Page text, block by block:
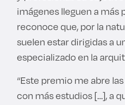
imágenes lleguen a más
reconoce que, por la
suelen estar dirigidas a
especializado en la
“Este premio me abre
con más estudios […], a